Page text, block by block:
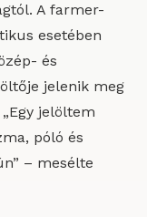
A farmer-
esetében
és
jelenik meg
jelöltem
póló és
– mesélte